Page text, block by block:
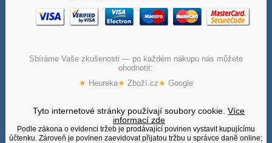
Sbíráme Vaše zkušenosti — po každém nákupu nás můžete
ohodnotit:
★ Heureka★ Zboží.cz★ Google
Tyto internetové stránky používají soubory cookie.Více
informací zde
Podle zákona o evidenci tržeb je prodávající povinen vystavit kupujícímu
účtenku. Zároveň je povinen zaevidovat přijatou tržbu u správce daně online;